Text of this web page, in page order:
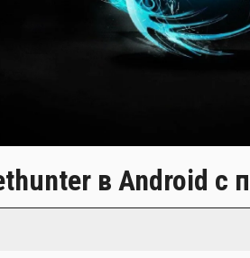
в Android